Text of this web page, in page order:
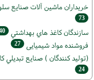
خریداران ماشين آلات صنايع
73
سازندگان كاغذ هاي بهداشتي
فروشنده مواد شیمیایی 27
(تولید كنندگان ) صنايع تبديلي
24